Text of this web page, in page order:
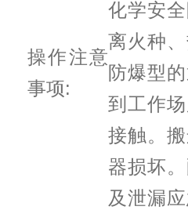
操作注意
事项:
化学安
离火种
防爆型
到工作
接触。
器损坏
及泄漏